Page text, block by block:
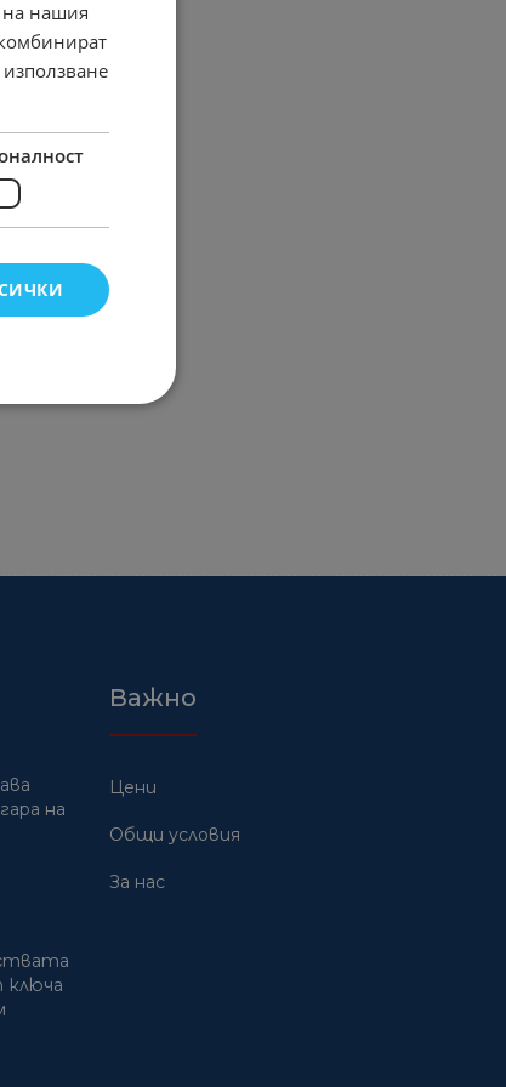
на
ключа
Важно
Цени
Общи условия
За нас
на нашия